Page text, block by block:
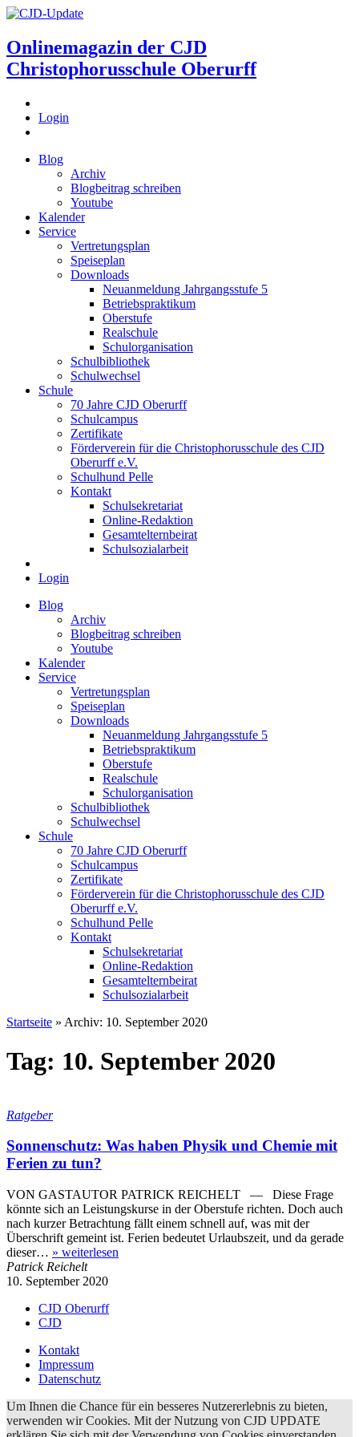
Onlinemagazin der CJD
Christophorusschule Oberurff
Login
Blog
Archiv
Blogbeitrag schreiben
Youtube
Kalender
Service
Vertretungsplan
Speiseplan
Downloads
Neuanmeldung Jahrgangsstufe 5
Betriebspraktikum
Oberstufe
Realschule
Schulorganisation
Schulbibliothek
Schulwechsel
Schule
70 Jahre CJD Oberurff
Schulcampus
Zertifikate
Förderverein für die Christophorusschule des CJD
Oberurff e.V.
Schulhund Pelle
Kontakt
Schulsekretariat
Online-Redaktion
Gesamtelternbeirat
Schulsozialarbeit
Login
Blog
Archiv
Blogbeitrag schreiben
Youtube
Kalender
Service
Vertretungsplan
Speiseplan
Downloads
Neuanmeldung Jahrgangsstufe 5
Betriebspraktikum
Oberstufe
Realschule
Schulorganisation
Schulbibliothek
Schulwechsel
Schule
70 Jahre CJD Oberurff
Schulcampus
Zertifikate
Förderverein für die Christophorusschule des CJD
Oberurff e.V.
Schulhund Pelle
Kontakt
Schulsekretariat
Online-Redaktion
Gesamtelternbeirat
Schulsozialarbeit
Startseite » Archiv: 10. September 2020
Tag: 10. September 2020
Ratgeber
Sonnenschutz: Was haben Physik und Chemie mit
Ferien zu tun?
VON GASTAUTOR PATRICK REICHELT — Diese Frage
könnte sich an Leistungskurse in der Oberstufe richten. Doch auch
nach kurzer Betrachtung fällt einem schnell auf, was mit der
Überschrift gemeint ist. Ferien bedeutet Urlaubszeit, und da gerade
dieser… » weiterlesen
Patrick Reichelt
10. September 2020
CJD Oberurff
CJD
Kontakt
Impressum
Datenschutz
Um Ihnen die Chance für ein besseres Nutzererlebnis zu bieten,
verwenden wir Cookies. Mit der Nutzung von CJD UPDATE